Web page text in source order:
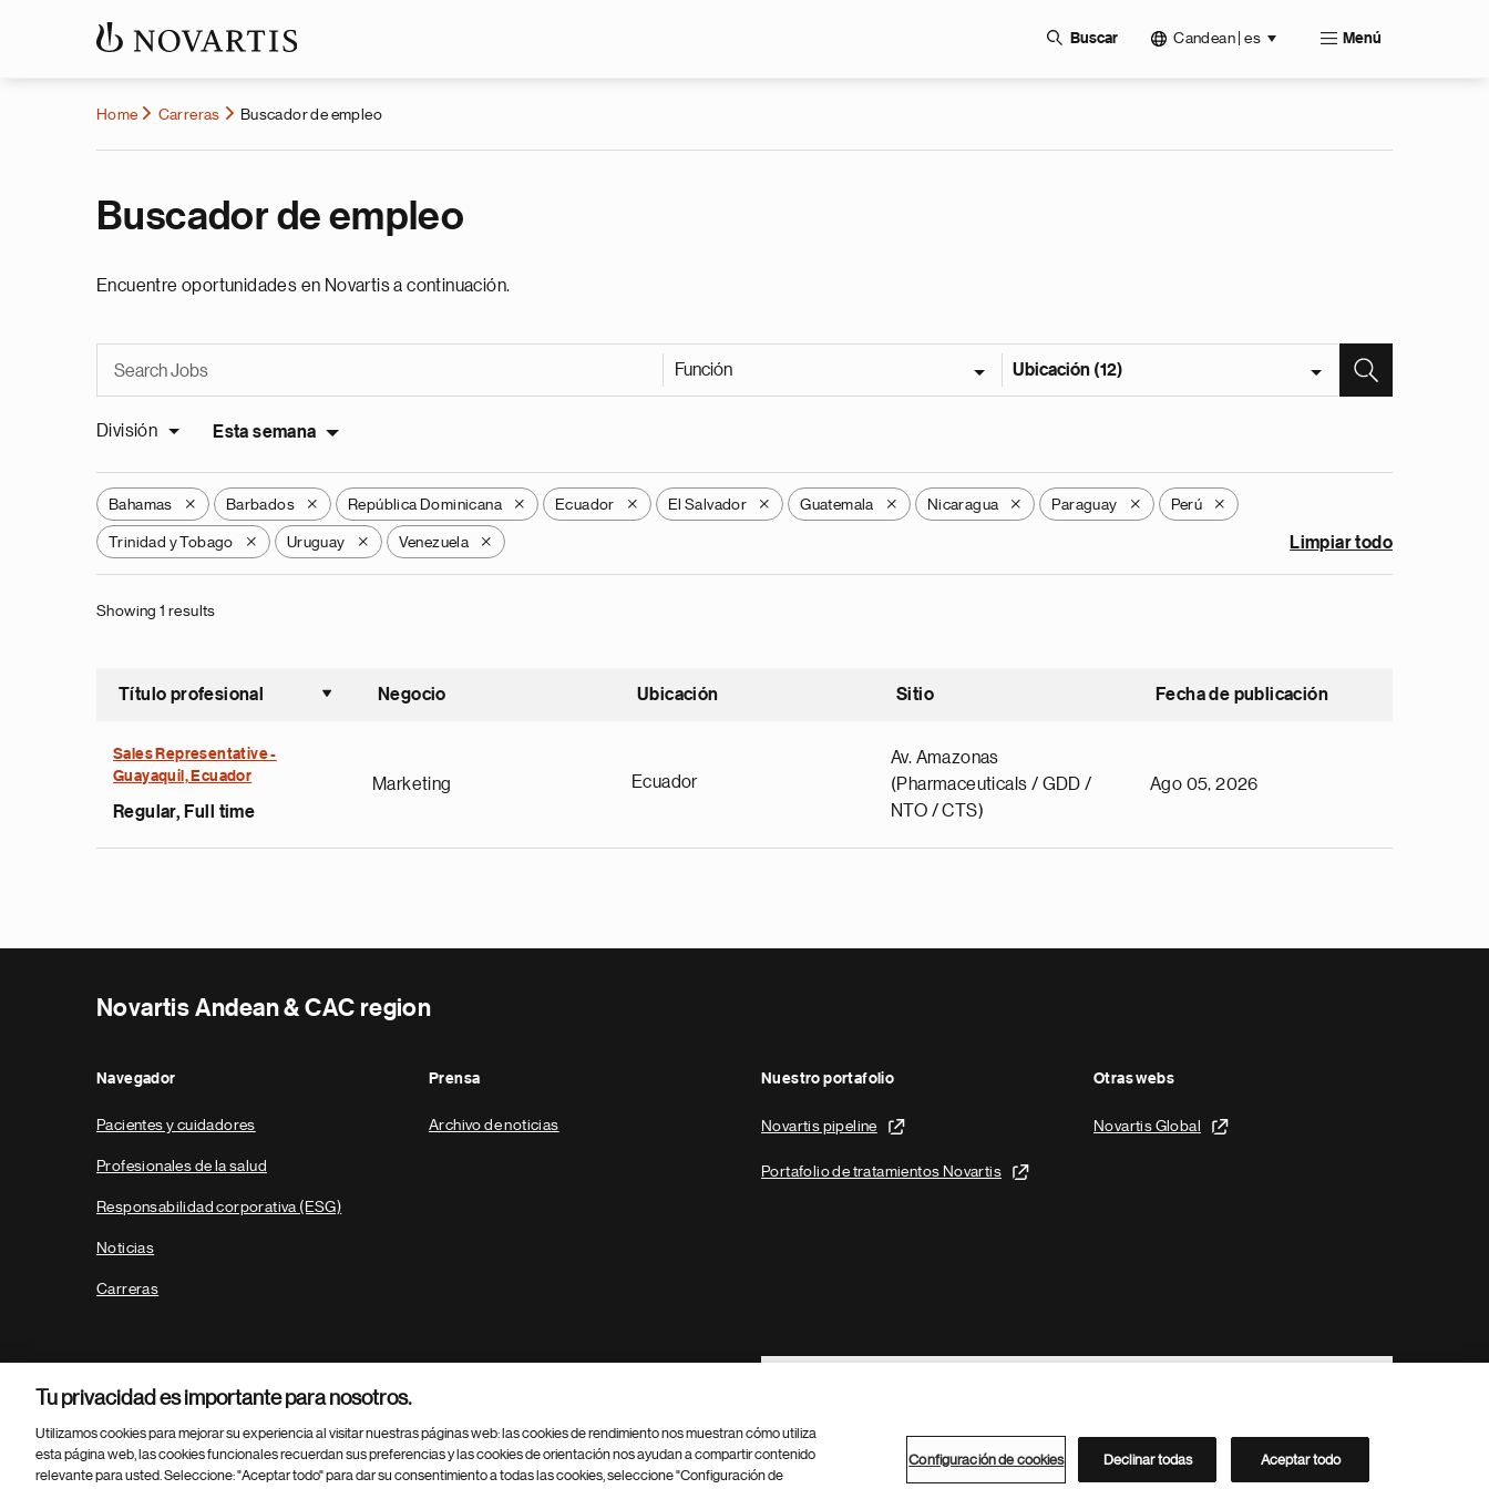
Buscar Candean | es Menú
Home Carreras Buscador de empleo
Buscador de empleo
Encuentre oportunidades en Novartis a continuación.
Función Ubicación (12)
División Esta semana
Bahamas X Barbados X República Dominicana X Ecuador X El Salvador X Guatemala X Nicaragua X Paraguay X Perú X
Trinidad y Tobago X Uruguay X Venezuela X Limpiar todo
Showing 1 results
Título profesional
Ordenar ascendente
Negocio Ubicación Sitio Fecha de publicación
Sales Representative -
Guayaquil, Ecuador
Regular, Full time
Marketing Ecuador
Av. Amazonas
(Pharmaceuticals / GDD /
NTO / CTS)
Ago 05, 2026
Novartis Andean & CAC region
Navegador
Pacientes y cuidadores
Profesionales de la salud
Responsabilidad corporativa (ESG)
Noticias
Carreras
Prensa
Archivo de noticias
Nuestro portafolio
Novartis pipeline
Portafolio de tratamientos Novartis
Otras webs
Novartis Global
Footer Site Search
Parte
© 2026 Novartis AG Directorio de Novartis
Tu privacidad es importante para nosotros.
Utilizamos cookies para mejorar su experiencia al visitar nuestras páginas web: las cookies de rendimiento nos muestran cómo utiliza
esta página web, las cookies funcionales recuerdan sus preferencias y las cookies de orientación nos ayudan a compartir contenido
relevante para usted. Seleccione: "Aceptar todo" para dar su consentimiento a todas las cookies, seleccione "Configuración de
Configuración de cookies Declinar todas Aceptar todo